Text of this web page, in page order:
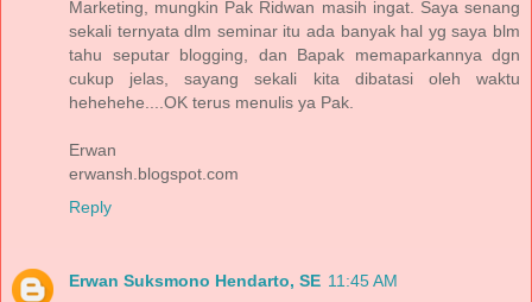
Marketing, mungkin Pak Ridwan masih ingat. Saya senang
sekali ternyata dlm seminar itu ada banyak hal yg saya blm
tahu seputar blogging, dan Bapak memaparkannya dgn
cukup jelas, sayang sekali kita dibatasi oleh waktu
hehehehe....OK terus menulis ya Pak.
Erwan
erwansh.blogspot.com
Reply
Erwan Suksmono Hendarto, SE 11:45 AM